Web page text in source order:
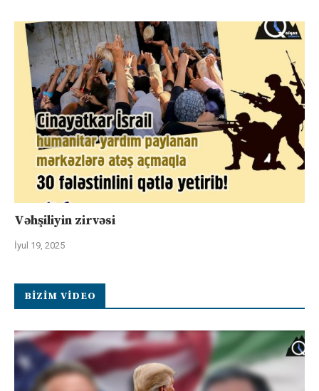
Vəhşiliyin zirvəsi
İyul 19, 2025
BIZIM VIDEO